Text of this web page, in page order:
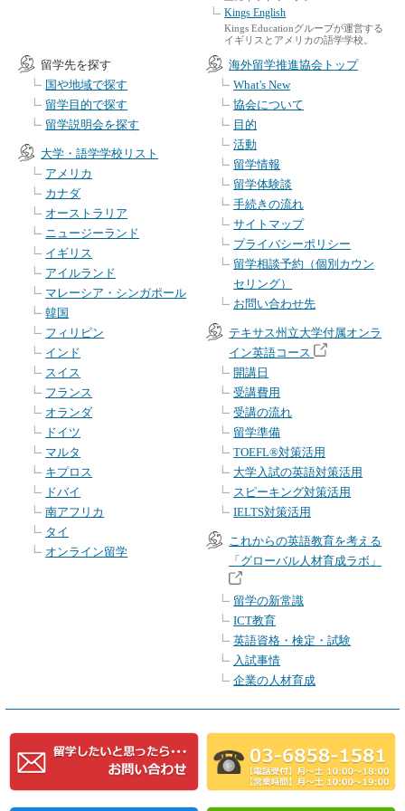
Kings English
Kings Educationグループが運営する
イギリスとアメリカの語学学校。
留学先を探す
国や地域で探す
留学目的で探す
留学説明会を探す
大学・語学学校リスト
アメリカ
カナダ
オーストラリア
ニュージーランド
イギリス
アイルランド
マレーシア・シンガポール
韓国
フィリピン
インド
スイス
フランス
オランダ
ドイツ
マルタ
キプロス
ドバイ
南アフリカ
タイ
オンライン留学
海外留学推進協会トップ
What's New
協会について
目的
活動
留学情報
留学体験談
手続きの流れ
サイトマップ
プライバシーポリシー
留学相談予約（個別カウン
セリング）
お問い合わせ先
テキサス州立大学付属オンラ
イン英語コース
開講日
受講費用
受講の流れ
留学準備
TOEFL®対策活用
大学入試の英語対策活用
スピーキング対策活用
IELTS対策活用
これからの英語教育を考える
「グローバル人材育成ラボ」
留学の新常識
ICT教育
英語資格・検定・試験
入試事情
企業の人材育成